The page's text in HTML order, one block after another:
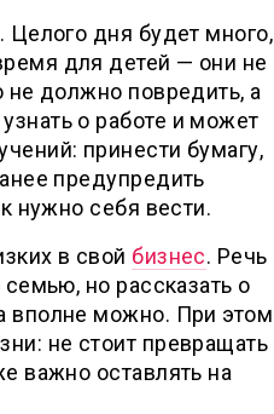
Целого дня будет много,
для детей — они не
не должно повредить, а
о работе и может
принести бумагу,
предупредить
нужно себя вести.
в свой бизнес. Речь
но рассказать о
вполне можно. При этом
не стоит превращать
важно оставлять на